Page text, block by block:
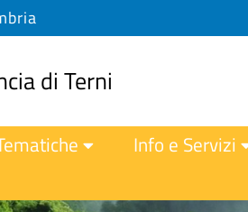
di Terni
Info e Servizi